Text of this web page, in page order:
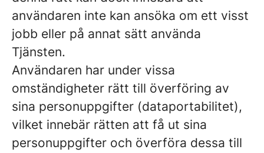
användaren inte kan ansöka om ett visst
jobb eller på annat sätt använda
Tjänsten.
Användaren har under vissa
omständigheter rätt till överföring av
sina personuppgifter (dataportabilitet),
vilket innebär rätten att få ut sina
personuppgifter och överföra dessa till